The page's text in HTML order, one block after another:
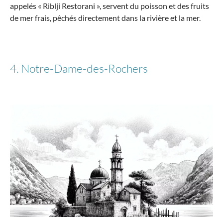
appelés « Riblji Restorani », servent du poisson et des fruits
de mer frais, pêchés directement dans la rivière et la mer.
4. Notre-Dame-des-Rochers